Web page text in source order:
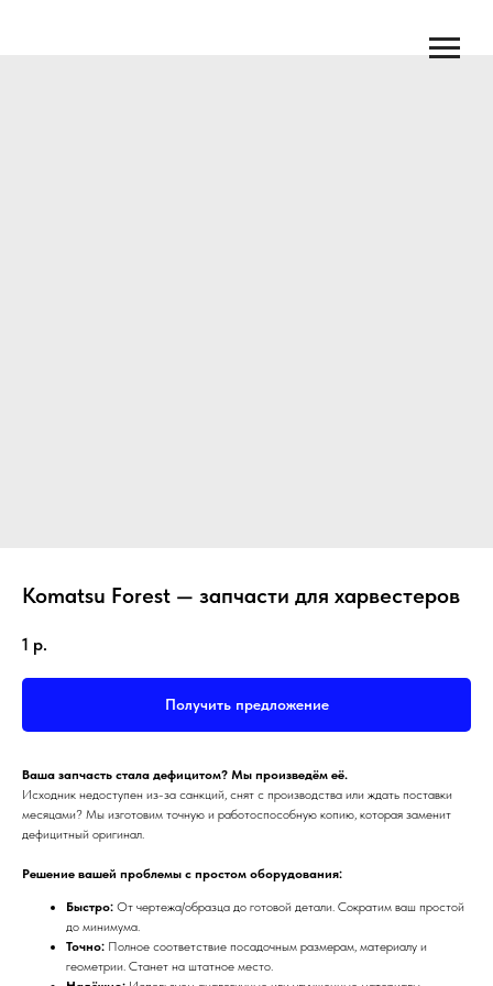
Komatsu Forest — запчасти для харвестеров
1 р.
Получить предложение
Ваша запчасть стала дефицитом? Мы произведём её.
Исходник недоступен из-за санкций, снят с производства или ждать поставки
месяцами? Мы изготовим точную и работоспособную копию, которая заменит
дефицитный оригинал.
Решение вашей проблемы с простом оборудования:
Быстро: От чертежа/образца до готовой детали. Сократим ваш простой
до минимума.
Точно: Полное соответствие посадочным размерам, материалу и
геометрии. Станет на штатное место.